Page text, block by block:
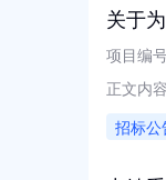
关于
项目编
正文内
招标公